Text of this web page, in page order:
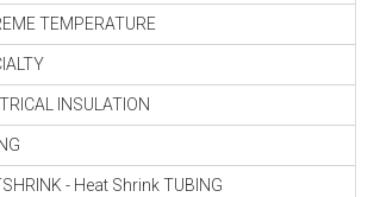
TEMPERATURE
INSULATION
- Heat Shrink TUBING